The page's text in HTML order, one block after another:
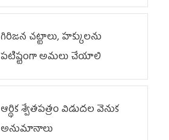
గిరిజన చట్టాలు, హక్కులను
పటిష్టంగా అమలు చేయాలి
ఆర్థిక శ్వేతపత్రం విడుదల వెనుక
అనుమానాలు